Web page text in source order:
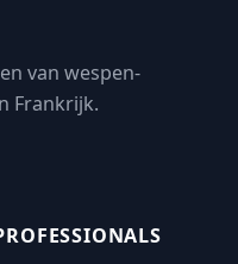
van wespen-
Frankrijk.